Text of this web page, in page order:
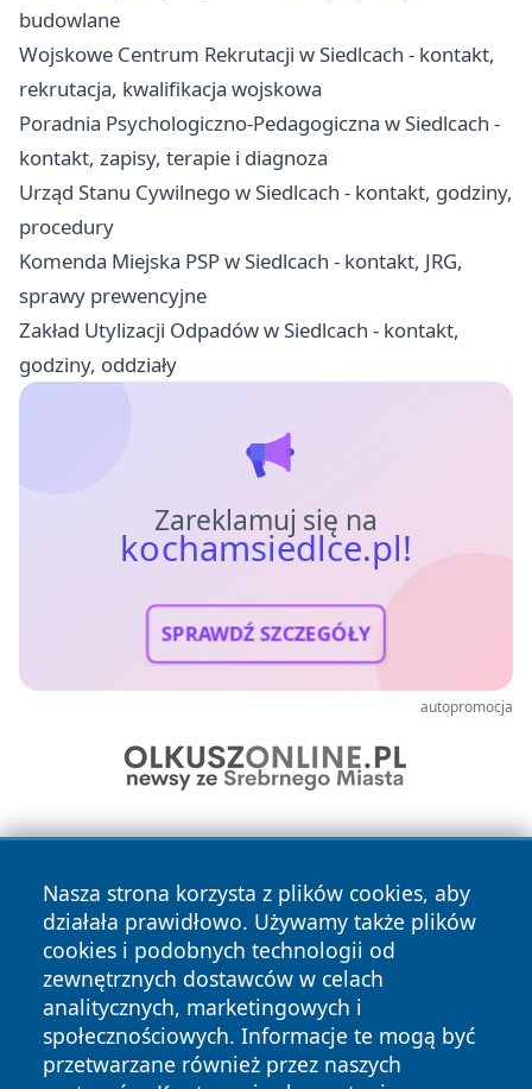
budowlane
Wojskowe Centrum Rekrutacji w Siedlcach - kontakt,
rekrutacja, kwalifikacja wojskowa
Poradnia Psychologiczno-Pedagogiczna w Siedlcach -
kontakt, zapisy, terapie i diagnoza
Urząd Stanu Cywilnego w Siedlcach - kontakt, godziny,
procedury
Komenda Miejska PSP w Siedlcach - kontakt, JRG,
sprawy prewencyjne
Zakład Utylizacji Odpadów w Siedlcach - kontakt,
godziny, oddziały
Zareklamuj się na
kochamsiedlce.pl!
SPRAWDŹ SZCZEGÓŁY
autopromocja
Nasza strona korzysta z plików cookies, aby
działała prawidłowo. Używamy także plików
cookies i podobnych technologii od
zewnętrznych dostawców w celach
analitycznych, marketingowych i
społecznościowych. Informacje te mogą być
przetwarzane również przez naszych
Copyright © 2026 kochamsiedlce.pl Wszystkie prawa
zastrzeżone.